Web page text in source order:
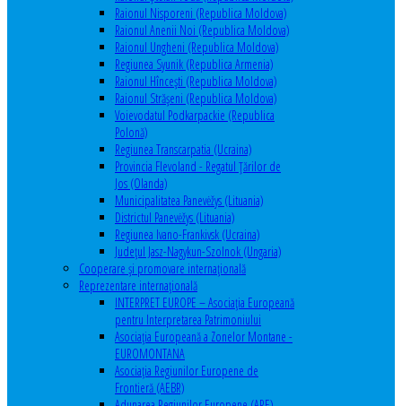
Raionul Nisporeni (Republica Moldova)
Raionul Anenii Noi (Republica Moldova)
Raionul Ungheni (Republica Moldova)
Regiunea Syunik (Republica Armenia)
Raionul Hîncești (Republica Moldova)
Raionul Străşeni (Republica Moldova)
Voievodatul Podkarpackie (Republica
Polonă)
Regiunea Transcarpatia (Ucraina)
Provincia Flevoland - Regatul Ţărilor de
Jos (Olanda)
Municipalitatea Panevėžys (Lituania)
Districtul Panevėžys (Lituania)
Regiunea Ivano-Frankivsk (Ucraina)
Judeţul Jasz-Nagykun-Szolnok (Ungaria)
Cooperare şi promovare internaţională
Reprezentare internaţională
INTERPRET EUROPE – Asociația Europeană
pentru Interpretarea Patrimoniului
Asociația Europeană a Zonelor Montane -
EUROMONTANA
Asociația Regiunilor Europene de
Frontieră (AEBR)